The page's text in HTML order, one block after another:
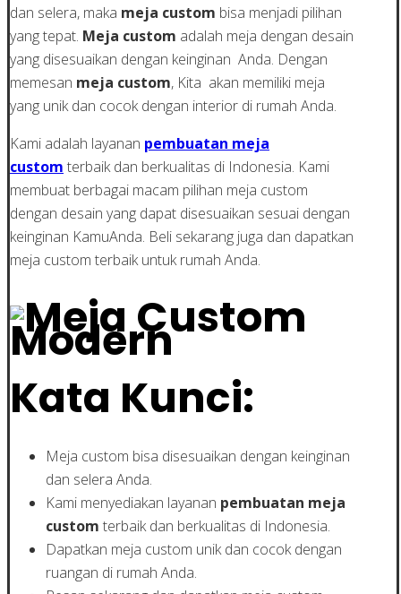
dan selera, maka meja custom bisa menjadi pilihan
yang tepat. Meja custom adalah meja dengan desain
yang disesuaikan dengan keinginan Anda. Dengan
memesan meja custom, Kita akan memiliki meja
yang unik dan cocok dengan interior di rumah Anda.
Kami adalah layanan pembuatan meja
custom terbaik dan berkualitas di Indonesia. Kami
membuat berbagai macam pilihan meja custom
dengan desain yang dapat disesuaikan sesuai dengan
keinginan KamuAnda. Beli sekarang juga dan dapatkan
meja custom terbaik untuk rumah Anda.
Kata Kunci:
Meja custom bisa disesuaikan dengan keinginan
dan selera Anda.
Kami menyediakan layanan pembuatan meja
custom terbaik dan berkualitas di Indonesia.
Dapatkan meja custom unik dan cocok dengan
ruangan di rumah Anda.